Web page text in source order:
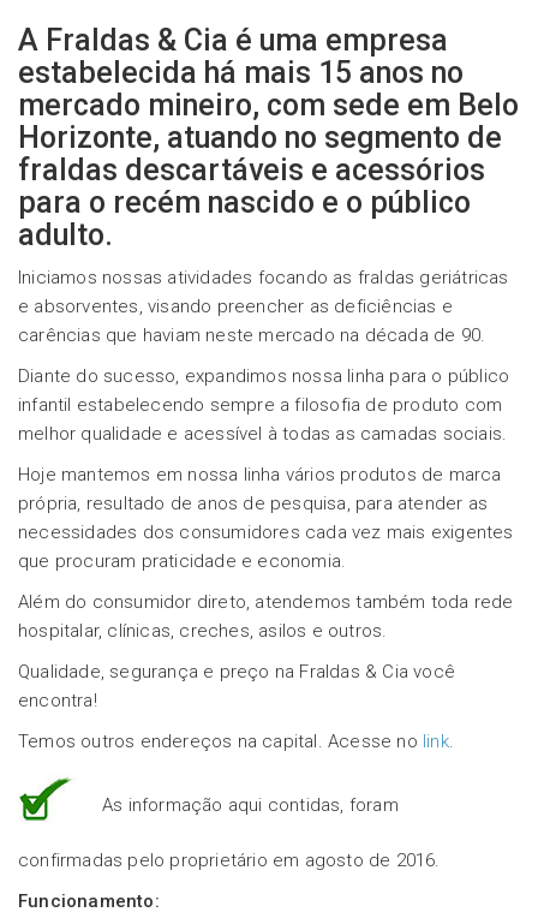
A Fraldas & Cia é uma empresa
estabelecida há mais 15 anos no
mercado mineiro, com sede em Belo
Horizonte, atuando no segmento de
fraldas descartáveis e acessórios
para o recém nascido e o público
adulto.
Iniciamos nossas atividades focando as fraldas geriátricas
e absorventes, visando preencher as deficiências e
carências que haviam neste mercado na década de 90.
Diante do sucesso, expandimos nossa linha para o público
infantil estabelecendo sempre a filosofia de produto com
melhor qualidade e acessível à todas as camadas sociais.
Hoje mantemos em nossa linha vários produtos de marca
própria, resultado de anos de pesquisa, para atender as
necessidades dos consumidores cada vez mais exigentes
que procuram praticidade e economia.
Além do consumidor direto, atendemos também toda rede
hospitalar, clínicas, creches, asilos e outros.
Qualidade, segurança e preço na Fraldas & Cia você
encontra!
Temos outros endereços na capital. Acesse no link.
As informação aqui contidas, foram
confirmadas pelo proprietário em agosto de 2016.
Funcionamento: